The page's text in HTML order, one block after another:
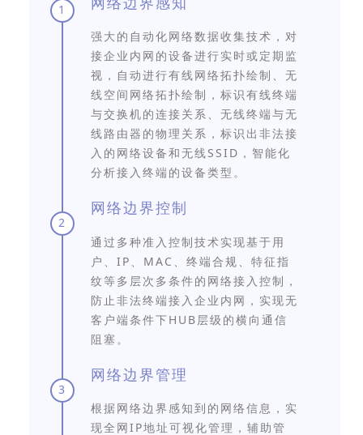
1
强大的自动化网络数据收集技术，对
接企业内网的设备进行实时或定期监
视，自动进行有线网络拓扑绘制、无
线空间网络拓扑绘制，标识有线终端
与交换机的连接关系、无线终端与无
线路由器的物理关系，标识出非法接
入的网络设备和无线SSID，智能化
分析接入终端的设备类型。
2
网络边界控制
通过多种准入控制技术实现基于用
户、IP、MAC、终端合规、特征指
纹等多层次多条件的网络接入控制，
防止非法终端接入企业内网，实现无
客户端条件下HUB层级的横向通信
阻塞。
3
网络边界管理
根据网络边界感知到的网络信息，实
现全网IP地址可视化管理，辅助管